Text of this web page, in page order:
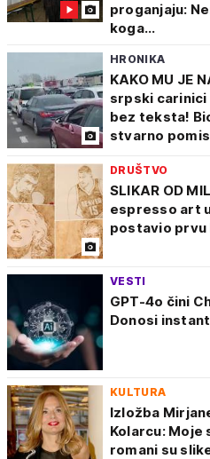
proganjaju:
koga...
HRONIKA
KAKO MU JE
srpski
bez teksta!
stvarno
DRUŠTVO
SLIKAR OD
espresso art
postavio prvu
VESTI
GPT-4o čini
Donosi
KULTURA
Izložba
Kolarcu: Moje
romani su